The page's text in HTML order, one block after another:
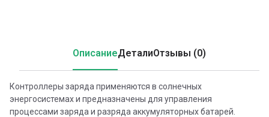
ОписаниеДеталиОтзывы (0)
Контроллеры заряда применяются в солнечных
энергосистемах и предназначены для управления
процессами заряда и разряда аккумуляторных батарей.